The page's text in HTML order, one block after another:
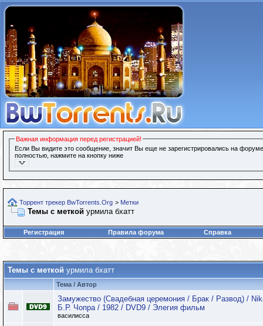
Важная информация перед регистрацией!
Если Вы видите это сообщение, значит Вы еще не зарегистрировались на
полностью, нажмите на кнопку ниже
Торрент трекер BwTorrents.Org > Метки
Темы с меткой урмила бхатт
Регистрация Правила форума Справка
Темы с меткой урмила бхатт
Тема / Автор
Замужество (Свадебная церемония / Брак / Развод) /
Б.Р. Чопра / 1982 / DVD9 / Элегия фильм
василисса